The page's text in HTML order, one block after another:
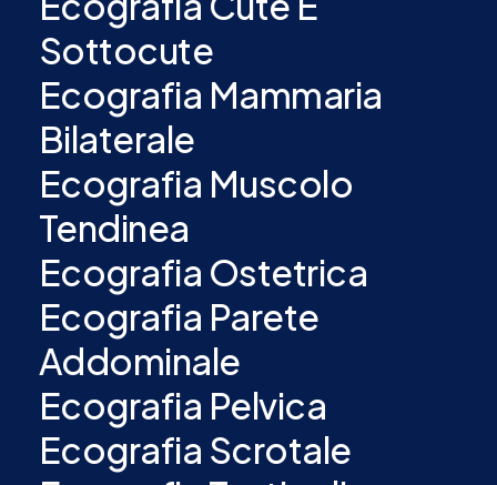
Sottocute
Ecografia Mammaria
Bilaterale
Ecografia Muscolo
Tendinea
Ecografia Ostetrica
Ecografia Parete
Addominale
Ecografia Pelvica
Ecografia Scrotale